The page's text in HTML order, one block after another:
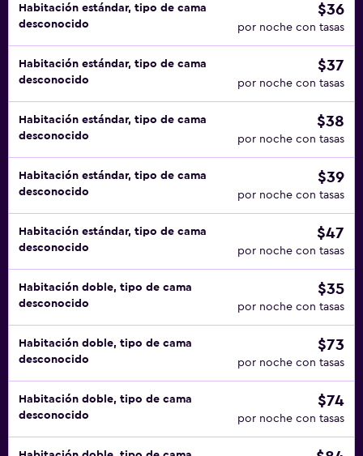
Habitación estándar, tipo de cama
desconocido
$36
por noche con tasas
Habitación estándar, tipo de cama
desconocido
$37
por noche con tasas
Habitación estándar, tipo de cama
desconocido
$38
por noche con tasas
Habitación estándar, tipo de cama
desconocido
$39
por noche con tasas
Habitación estándar, tipo de cama
desconocido
$47
por noche con tasas
Habitación doble, tipo de cama
desconocido
$35
por noche con tasas
Habitación doble, tipo de cama
desconocido
$73
por noche con tasas
Habitación doble, tipo de cama
desconocido
$74
por noche con tasas